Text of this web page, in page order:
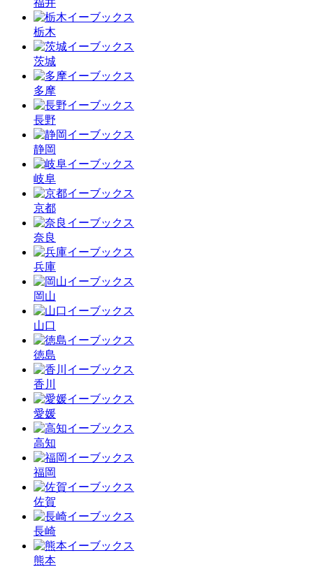
栃木
茨城
多摩
長野
静岡
岐阜
京都
奈良
兵庫
岡山
山口
徳島
香川
愛媛
高知
福岡
佐賀
長崎
熊本